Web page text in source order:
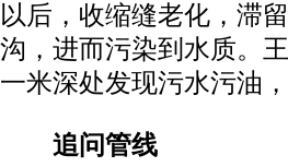
以后，收缩缝老化，滞
沟，进而污染到水质。
一米深处发现污水污油
追问管线